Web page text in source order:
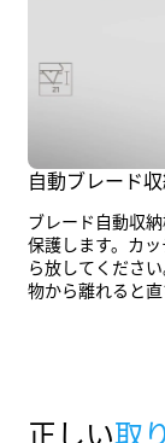
自動ブレード
ブレード自動収
保護します。カ
ら放してくださ
物から離れると直
正しい取